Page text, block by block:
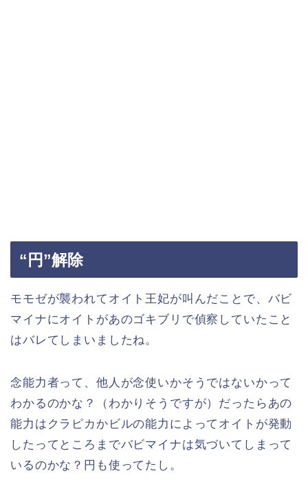
“円”解除
モモゼが襲われてオイト王妃が叫んだことで、バビ
マイナにオイトがあのゴキブリで偵察していたこと
はバレてしまいましたね。
念能力者って、他人が念使いかそうではないかって
わかるのかな？（わかりそうですが）だったらあの
能力はクラピカかビルの能力によってオイトが発動
したってところまでバビマイナは気づいてしまって
いるのかな？円も使ってたし。